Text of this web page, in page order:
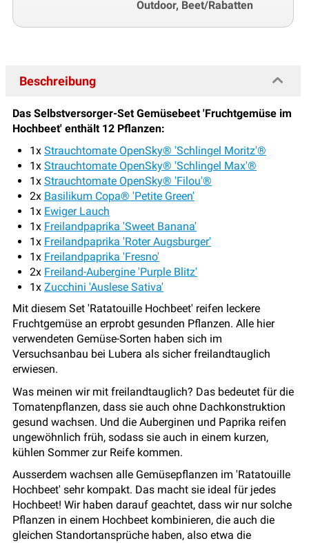
Outdoor, Beet/Rabatten
Beschreibung
Das Selbstversorger-Set Gemüsebeet 'Fruchtgemüse im
Hochbeet' enthält 12 Pflanzen:
1x Strauchtomate OpenSky® 'Schlingel Moritz'®
1x Strauchtomate OpenSky® 'Schlingel Max'®
1x Strauchtomate OpenSky® 'Filou'®
2x Basilikum Copa® 'Petite Green'
1x Ewiger Lauch
1x Freilandpaprika 'Sweet Banana'
1x Freilandpaprika 'Roter Augsburger'
1x Freilandpaprika 'Fresno'
2x Freiland-Aubergine 'Purple Blitz'
1x Zucchini 'Auslese Sativa'
Mit diesem Set 'Ratatouille Hochbeet' reifen leckere
Fruchtgemüse an erprobt gesunden Pflanzen. Alle hier
verwendeten Gemüse-Sorten haben sich im
Versuchsanbau bei Lubera als sicher freilandtauglich
erwiesen.
Was meinen wir mit freilandtauglich? Das bedeutet für die
Tomatenpflanzen, dass sie auch ohne Dachkonstruktion
gesund wachsen. Und die Auberginen und Paprika reifen
ungewöhnlich früh, sodass sie auch in einem kurzen,
kühlen Sommer zur Reife kommen.
Ausserdem wachsen alle Gemüsepflanzen im 'Ratatouille
Hochbeet' sehr kompakt. Das macht sie ideal für jedes
Hochbeet! Wir haben darauf geachtet, dass wir nur solche
Pflanzen in einem Hochbeet kombinieren, die auch die
gleichen Standortansprüche haben, also etwa die